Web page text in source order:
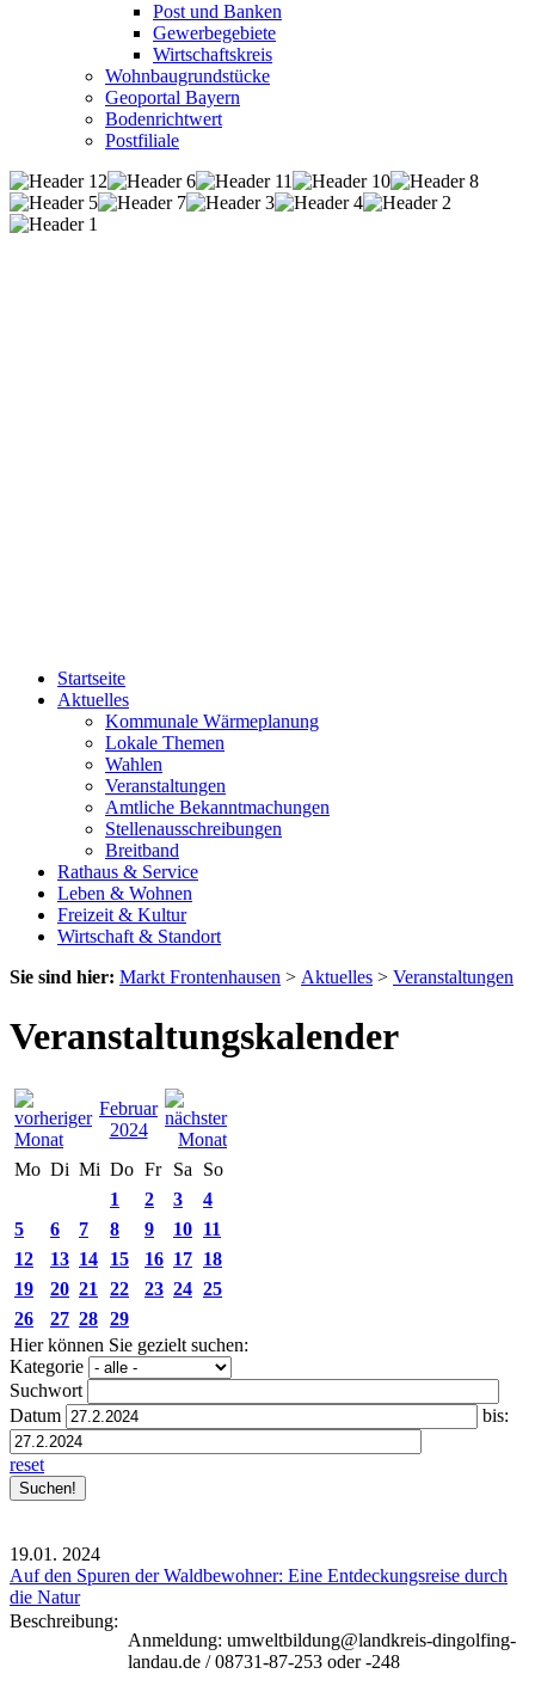
Post und Banken
Gewerbegebiete
Wirtschaftskreis
Wohnbaugrundstücke
Geoportal Bayern
Bodenrichtwert
Postfiliale
Startseite
Aktuelles
Kommunale Wärmeplanung
Lokale Themen
Wahlen
Veranstaltungen
Amtliche Bekanntmachungen
Stellenausschreibungen
Breitband
Rathaus & Service
Leben & Wohnen
Freizeit & Kultur
Wirtschaft & Standort
Sie sind hier: Markt Frontenhausen > Aktuelles > Veranstaltungen
Veranstaltungskalender
Februar
2024
Mo Di Mi Do Fr Sa
So
1
2 3
4
5
6 7 8 9 10 11
12
13 14 15 16 17 18
19
20 21 22 23 24 25
26
27 28 29
Hier können Sie gezielt suchen:
Kategorie
Suchwort
Datum
bis:
reset
19.01. 2024
Auf den Spuren der Waldbewohner: Eine Entdeckungsreise durch
die Natur
Beschreibung:
Anmeldung: umweltbildung@landkreis-dingolfing-
landau.de / 08731-87-253 oder -248